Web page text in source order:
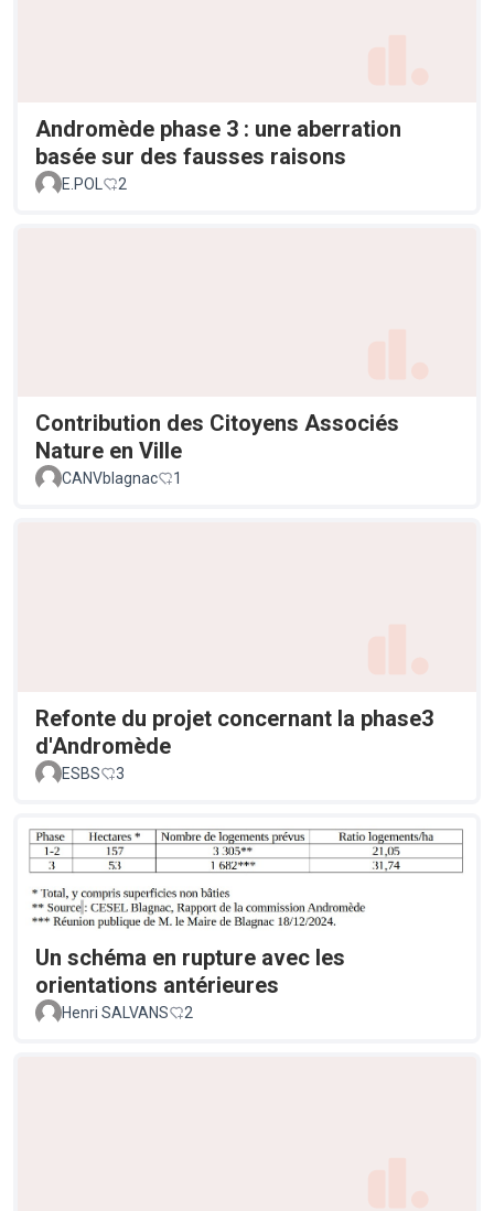
Andromède phase 3 : une aberration
basée sur des fausses raisons
E.POL 2
Contribution des Citoyens Associés
Nature en Ville
CANVblagnac 1
Refonte du projet concernant la phase3
d'Andromède
ESBS 3
Un schéma en rupture avec les
orientations antérieures
Henri SALVANS 2